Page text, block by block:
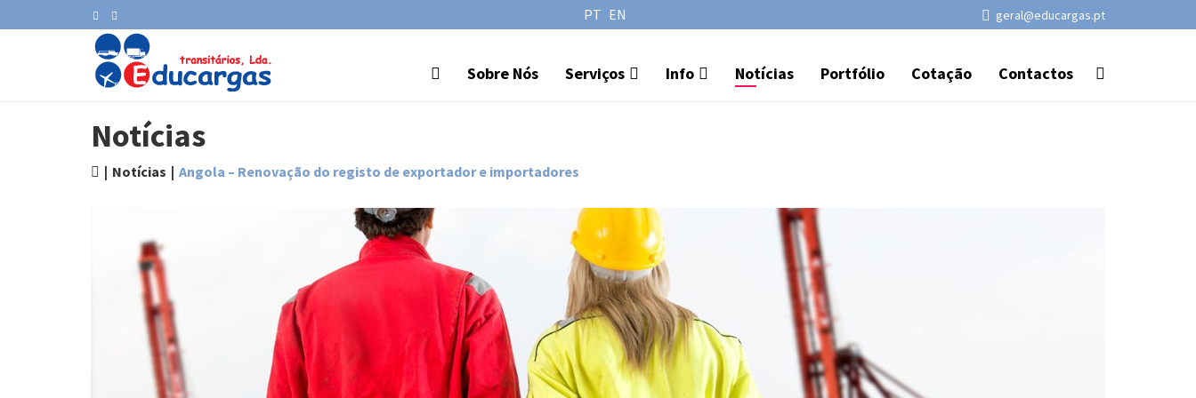
PT EN geral@educargas.pt
Sobre Nós Serviços Info Notícias Portfólio Cotação Contactos
Notícias
Notícias Angola – Renovação do registo de exportador e importadores